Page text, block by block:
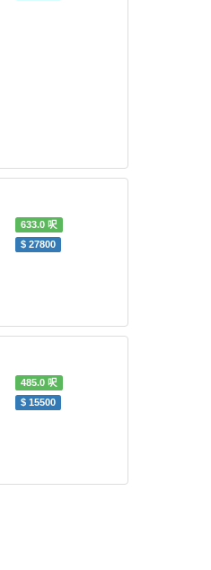
633.0呎
$ 27800
485.0呎
$ 15500